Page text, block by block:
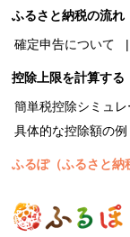
ふるさと納税の流れ
確定申告について
控除上限を計算する
簡単税控除シミュレ
具体的な控除額の例
ふるぽ（ふるさと納